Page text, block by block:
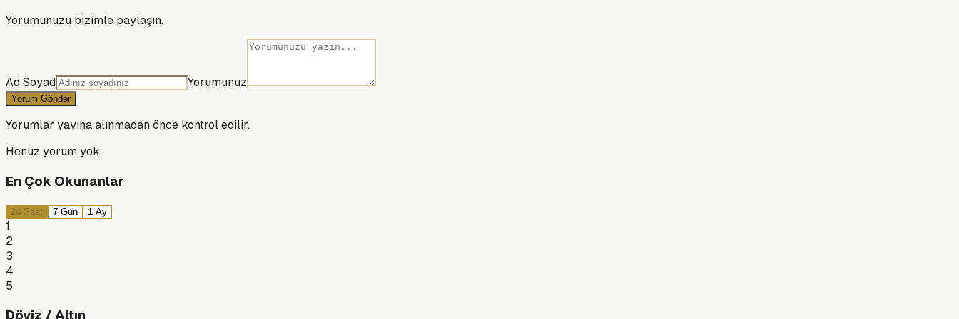
Yorumunuzu bizimle paylaşın.
Ad Soyad Yorumunuz
Yorum Gönder
Yorumlar yayına alınmadan önce kontrol edilir.
Henüz yorum yok.
En Çok Okunanlar
24 Saat 7 Gün 1 Ay
1
2
3
4
5
Döviz / Altın